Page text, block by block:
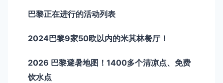
巴黎正在进行的活动列表
2024巴黎9家50欧以内的米其林餐厅！
2026 巴黎避暑地图！1400多个清凉点、免费
饮水点